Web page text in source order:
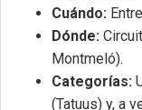
Cuándo:
Dónde:
Montmeló).
Categorías:
(Tatuus) y, a